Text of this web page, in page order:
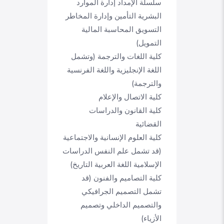
سلسلة الإمداد إدارة الموارد
البشرية التأمين وإدارة المخاطر
التسويق المحاسبة المالية
التمويل)
كلية اللغات والترجمة (وتشمل
اللغة الإنجليزية واللغة الفرنسية
والترجمة)
كلية الاتصال والإعلام
كلية القانون والدراسات
القضائية
كلية العلوم الإنسانية والاجتماعية
(قد تشمل علم النفس الدراسات
الإسلامية اللغة العربية التاريخ)
كلية التصاميم والفنون (قد
تشمل التصميم الجرافيكي
والتصميم الداخلي وتصميم
الأزياء)